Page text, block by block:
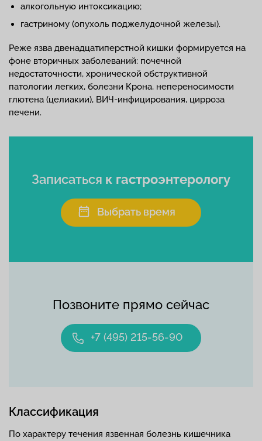
алкогольную интоксикацию;
гастриному (опухоль поджелудочной железы).
Реже язва двенадцатиперстной кишки формируется на
фоне вторичных заболеваний: почечной
недостаточности, хронической обструктивной
патологии легких, болезни Крона, непереносимости
глютена (целиакии), ВИЧ-инфицирования, цирроза
печени.
Позвоните прямо сейчас
+7 (495) 215-56-90
Записаться к гастроэнтерологу
Выбрать время
Классификация
По характеру течения язвенная болезнь кишечника